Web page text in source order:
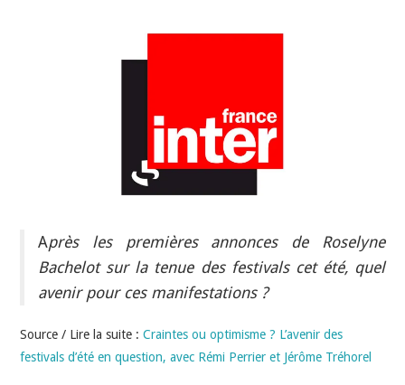
Après les premières annonces de Roselyne
Bachelot sur la tenue des festivals cet été, quel
avenir pour ces manifestations ?
Source / Lire la suite : Craintes ou optimisme ? L’avenir des
festivals d’été en question, avec Rémi Perrier et Jérôme Tréhorel